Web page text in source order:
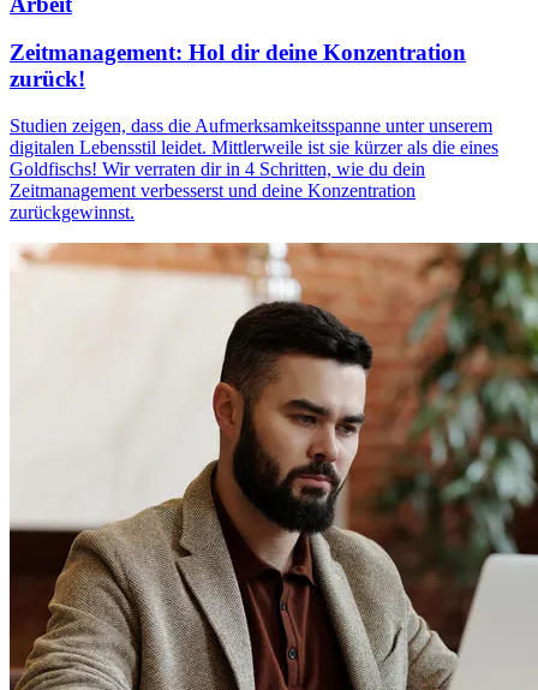
Zeitmanagement: Hol dir deine Konzentration
zurück!
Studien zeigen, dass die Aufmerksamkeitsspanne unter unserem
digitalen Lebensstil leidet. Mittlerweile ist sie kürzer als die eines
Goldfischs! Wir verraten dir in 4 Schritten, wie du dein
Zeitmanagement verbesserst und deine Konzentration
zurückgewinnst.